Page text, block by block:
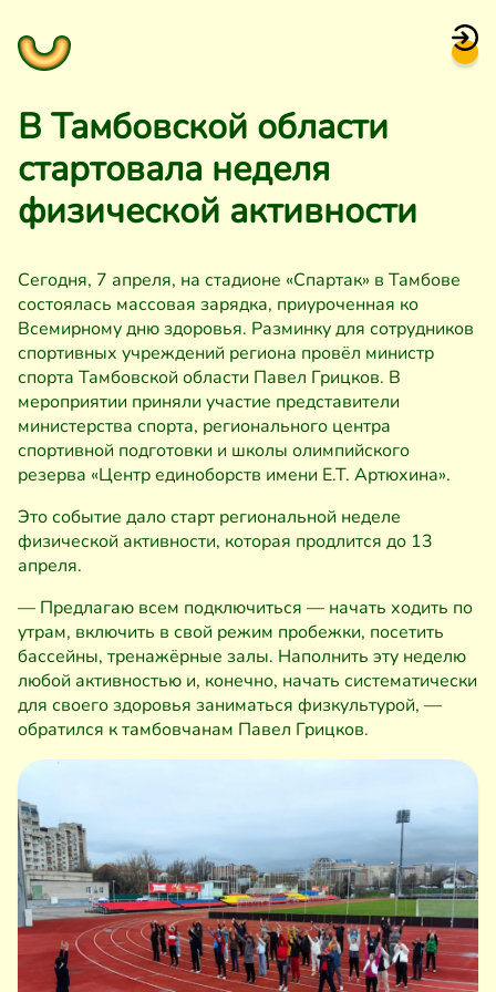
В Тамбовской области
стартовала неделя
физической активности
Сегодня, 7 апреля, на стадионе «Спартак» в Тамбове
состоялась массовая зарядка, приуроченная ко
Всемирному дню здоровья. Разминку для сотрудников
спортивных учреждений региона провёл министр
спорта Тамбовской области Павел Грицков. В
мероприятии приняли участие представители
министерства спорта, регионального центра
спортивной подготовки и школы олимпийского
резерва «Центр единоборств имени Е.Т. Артюхина».
Это событие дало старт региональной неделе
физической активности, которая продлится до 13
апреля.
— Предлагаю всем подключиться — начать ходить по
утрам, включить в свой режим пробежки, посетить
бассейны, тренажёрные залы. Наполнить эту неделю
любой активностью и, конечно, начать систематически
для своего здоровья заниматься физкультурой, —
обратился к тамбовчанам Павел Грицков.